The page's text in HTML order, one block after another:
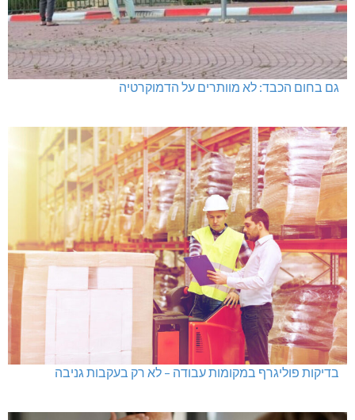
גם בחום הכבד: לא מוותרים על הדמוקרטיה